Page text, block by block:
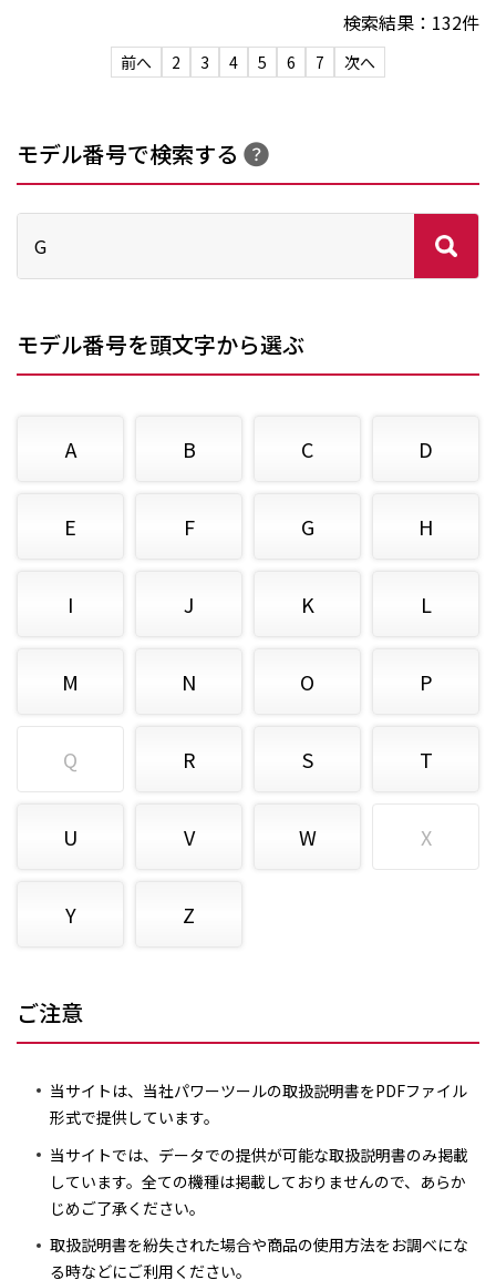
検索結果： 132件
前へ 2 3 4 5 6 7 次へ
モデル番号で検索する
モデル番号を頭文字から選ぶ
A B C D
E F G H
I J K L
M N O P
Q R S T
U V W X
Y Z
ご注意
当サイトは、当社パワーツールの取扱説明書をPDFファイル
形式で提供しています。
当サイトでは、データでの提供が可能な取扱説明書のみ掲載
しています。全ての機種は掲載しておりませんので、あらか
じめご了承ください。
取扱説明書を紛失された場合や商品の使用方法をお調べにな
る時などにご利用ください。